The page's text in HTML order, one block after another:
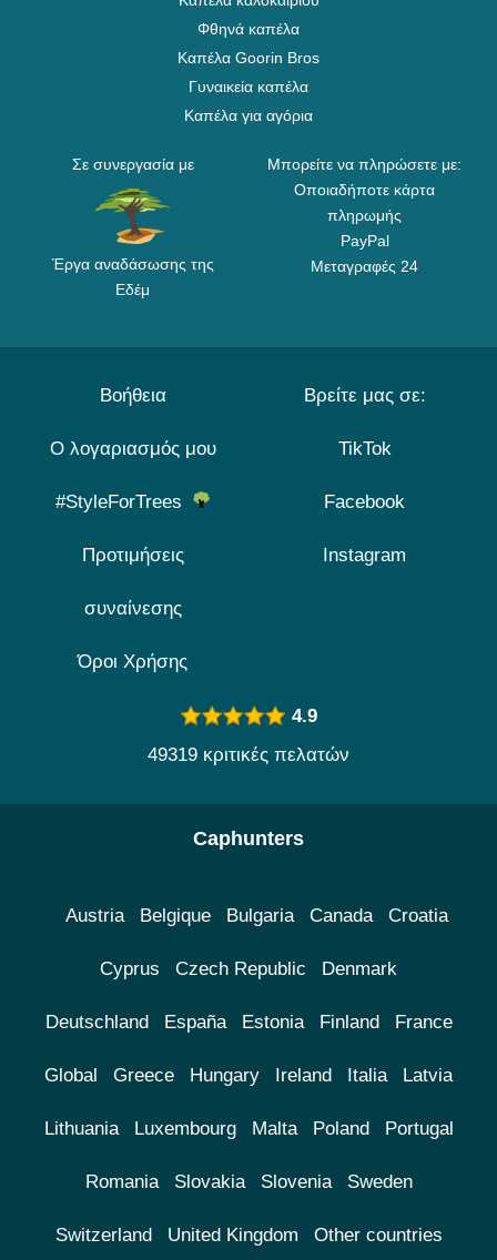
Φθηνά καπέλα
Καπέλα Goorin Bros
Γυναικεία καπέλα
Καπέλα για αγόρια
Σε συνεργασία με
Έργα αναδάσωσης της
Εδέμ
Μπορείτε να πληρώσετε με:
Οποιαδήποτε κάρτα
πληρωμής
PayPal
Μεταγραφές 24
Βοήθεια
Ο λογαριασμός μου
#StyleForTrees
Προτιμήσεις
συναίνεσης
Όροι Χρήσης
Βρείτε μας σε:
TikTok
Facebook
Instagram
4.9
49319 κριτικές πελατών
Caphunters
Austria Belgique Bulgaria Canada Croatia
Cyprus Czech Republic Denmark
Deutschland España Estonia Finland France
Global Greece Hungary Ireland Italia Latvia
Lithuania Luxembourg Malta Poland Portugal
Romania Slovakia Slovenia Sweden
Switzerland United Kingdom Other countries